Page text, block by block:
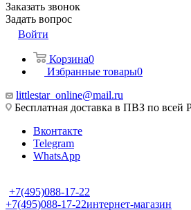
Заказать звонок
Задать вопрос
Войти
Корзина0
Избранные товары0
littlestar_online@mail.ru
Бесплатная доставка в ПВЗ по всей
Вконтакте
Telegram
WhatsApp
+7(495)088-17-22
+7(495)088-17-22интернет-магазин